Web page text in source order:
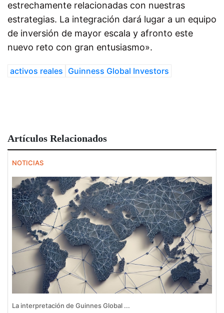
estrechamente relacionadas con nuestras
estrategias. La integración dará lugar a un equipo
de inversión de mayor escala y afronto este
nuevo reto con gran entusiasmo».
activos reales Guinness Global Investors
Artículos Relacionados
NOTICIAS
La interpretación de Guinnes Global ...